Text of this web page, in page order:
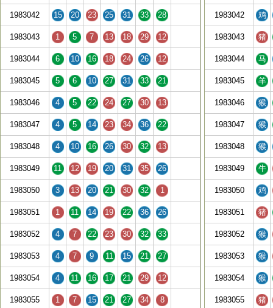
1983042 15 20 23 25 31 33 28
1983043 1 5 7 13 18 29 12
1983044 6 10 16 18 24 26 12
1983045 5 6 10 27 31 33 21
1983046 4 5 22 24 27 30 13
1983047 4 5 14 23 34 36 22
1983048 4 10 16 26 30 32 13
1983049 11 12 19 20 31 35 26
1983050 3 13 20 21 30 32 1
1983051 1 11 14 19 22 36 26
1983052 4 7 22 23 30 32 33
1983053 4 7 9 11 15 21 27
1983054 4 11 16 17 21 29 12
1983055 1 7 15 21 27 34 8
1983042 鸡
1983043 猪
1983044 马
1983045 羊
1983046 猴
1983047 猴
1983048 猴
1983049 牛
1983050 鸡
1983051 猪
1983052 猴
1983053 猴
1983054 猴
1983055 猪